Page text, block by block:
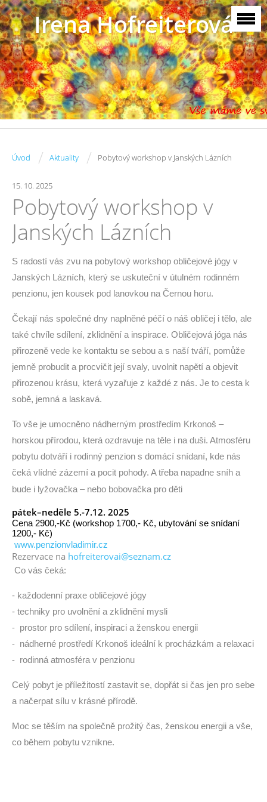
Irena Hofreiterová
Úvod / Aktuality / Pobytový workshop v Janských Lázních
15. 10. 2025
Pobytový workshop v
Janských Lázních
S radostí vás zvu na pobytový workshop obličejové jógy v
Janských Lázních, který se uskuteční v útulném rodinném
penzionu, jen kousek pod lanovkou na Černou horu.
Čekají nás společné dny naplněné péčí o náš obličej i tělo, ale
také chvíle sdílení, zklidnění a inspirace. Obličejová jóga nás
přirozeně vede ke kontaktu se sebou a s naší tváří, pomůže
jemně probudit a procvičit její svaly, uvolnit napětí a objevit
přirozenou krásu, která vyzařuje z každé z nás. Je to cesta k
sobě, jemná a laskavá.
To vše je umocněno nádherným prostředím Krkonoš –
horskou přírodou, která ozdravuje na těle i na duši. Atmosféru
pobytu dotváří i rodinný penzion s domácí snídaní, kde nás
čeká vlídné zázemí a pocit pohody. A třeba napadne sníh a
bude i lyžovačka – nebo bobovačka pro děti
pátek–neděle 5.-7.12. 2025
Cena 2900,-Kč (workshop 1700,- Kč, ubytování se snídaní
1200,- Kč)
www.penzionvladimir.cz
Rezervace na hofreiterovai@seznam.cz
Co vás čeká:
- každodenní praxe obličejové jógy
- techniky pro uvolnění a zklidnění mysli
- prostor pro sdílení, inspiraci a ženskou energii
- nádherné prostředí Krkonoš ideální k procházkám a relaxaci
- rodinná atmosféra v penzionu
Celý pobyt je příležitostí zastavit se, dopřát si čas jen pro sebe
a načerpat sílu v krásné přírodě.
Moc se těším na společně prožitý čas, ženskou energii a vše,
co během pobytu vznikne.